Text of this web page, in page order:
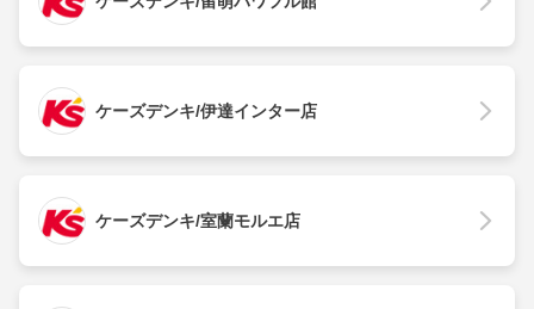
ケーズデンキ/伊達インター店
ケーズデンキ/室蘭モルエ店